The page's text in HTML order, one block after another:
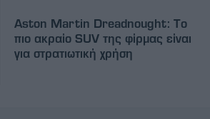
Aston Martin Dreadnought: Tο
πιο ακραίο SUV της φίρμας είναι
για στρατιωτική χρήση